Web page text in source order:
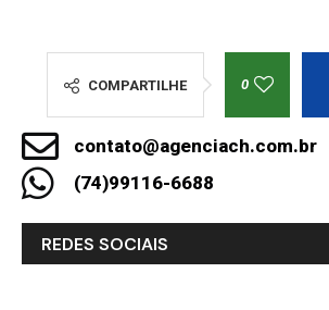
COMPARTILHE 0
contato@agenciach.com.br
(74)99116-6688
REDES SOCIAIS